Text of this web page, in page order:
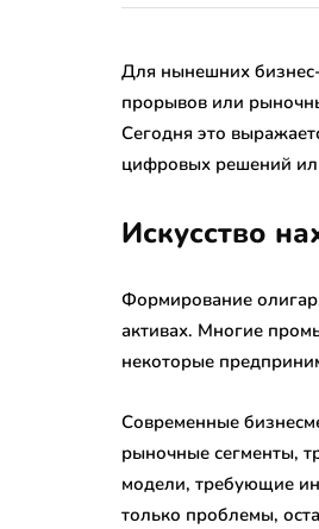
Для нынешних бизнес-
прорывов или
Сегодня это
цифровых решений
Искусство
Формирование
активах. Многие
некоторые
Современные
рыночные сегменты,
модели, требующие
только проблемы,